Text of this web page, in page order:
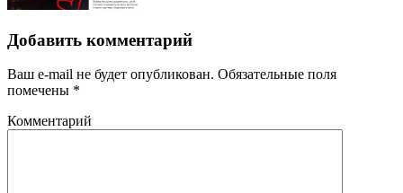
Добавить комментарий
Ваш e-mail не будет опубликован. Обязательные поля
помечены *
Комментарий